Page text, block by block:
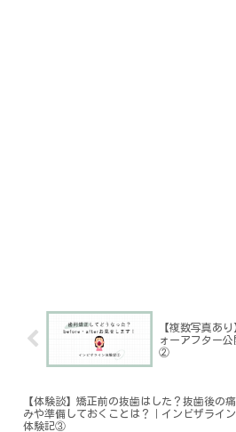
【複数写真あ
ォーアフター
②
【体験談】矯正前の抜歯はした？抜歯後の痛
みや準備しておくことは？｜インビザライン
体験記③